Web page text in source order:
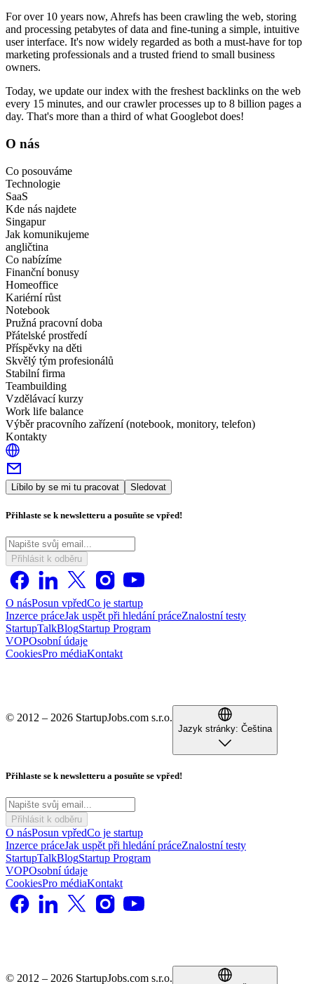
For over 10 years now, Ahrefs has been crawling the web, storing
and processing petabytes of data and fine-tuning a simple, intuitive
user interface. It's now widely regarded as both a must-have for top
marketing professionals and a trusted friend to small business
owners.
Today, we update our index with the freshest backlinks on the web
every 15 minutes, and our crawler processes up to 8 billion pages a
day. That's more than a third of what Googlebot does!
O nás
Co posouváme
Technologie
SaaS
Kde nás najdete
Singapur
Jak komunikujeme
angličtina
Co nabízíme
Finanční bonusy
Homeoffice
Kariérní růst
Notebook
Pružná pracovní doba
Přátelské prostředí
Příspěvky na děti
Skvělý tým profesionálů
Stabilní firma
Teambuilding
Vzdělávací kurzy
Work life balance
Výběr pracovního zařízení (notebook, monitory, telefon)
Kontakty
Líbilo by se mi tu pracovat Sledovat
Přihlaste se k newsletteru a posuňte se vpřed!
Přihlásit k odběru
O násPosun vpředCo je startup
Inzerce práceJak uspět při hledání práceZnalostní testy
StartupTalkBlogStartup Program
VOPOsobní údaje
CookiesPro médiaKontakt
© 2012 – 2026 StartupJobs.com s.r.o.
Jazyk stránky: Čeština
Přihlaste se k newsletteru a posuňte se vpřed!
Přihlásit k odběru
O násPosun vpředCo je startup
Inzerce práceJak uspět při hledání práceZnalostní testy
StartupTalkBlogStartup Program
VOPOsobní údaje
CookiesPro médiaKontakt
© 2012 – 2026 StartupJobs.com s.r.o.